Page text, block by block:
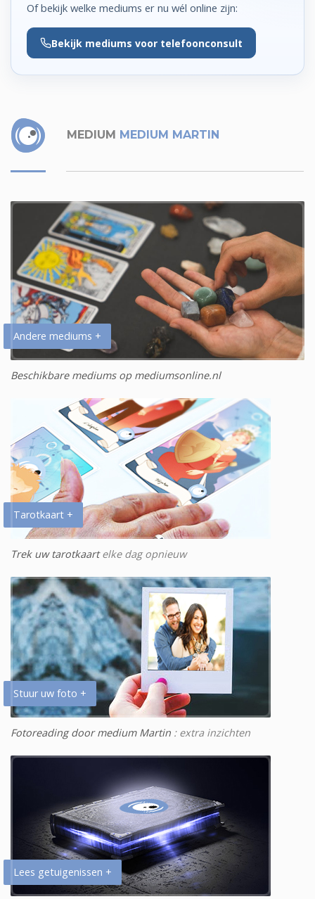
Of bekijk welke mediums er nu wél online zijn:
Bekijk mediums voor telefoonconsult
MEDIUM MEDIUM MARTIN
Andere mediums +
Beschikbare mediums op mediumsonline.nl
Tarotkaart +
Trek uw tarotkaartelke dag opnieuw
Stuur uw foto +
Fotoreading door medium Martin : extra inzichten
Lees getuigenissen +